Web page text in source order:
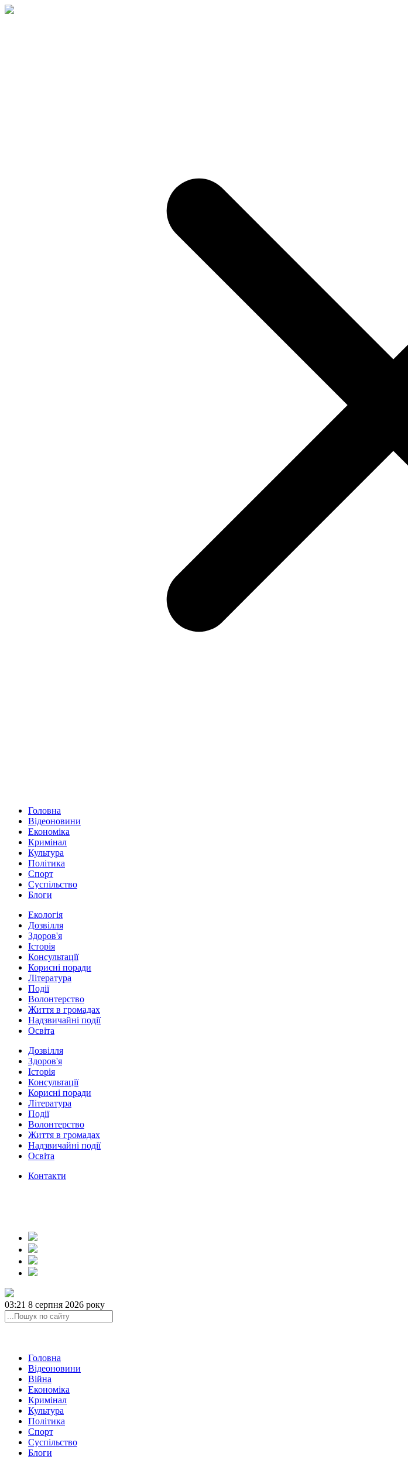
Головна
Відеоновини
Економіка
Кримінал
Культура
Політика
Спорт
Суспільство
Блоги
Екологія
Дозвілля
Здоров'я
Історія
Консультації
Корисні поради
Література
Події
Волонтерство
Життя в громадах
Надзвичайні події
Освіта
Дозвілля
Здоров'я
Історія
Консультації
Корисні поради
Література
Події
Волонтерство
Життя в громадах
Надзвичайні події
Освіта
Контакти
03:21 8 серпня 2026 року
Головна
Відеоновини
Війна
Економіка
Кримінал
Культура
Політика
Спорт
Суспільство
Блоги